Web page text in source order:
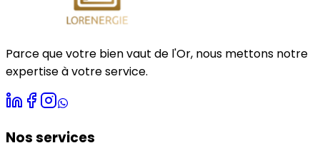
Parce que votre bien vaut de l'Or, nous mettons notre
expertise à votre service.
Nos services